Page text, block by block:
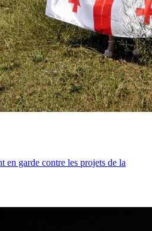
en garde contre les projets de la